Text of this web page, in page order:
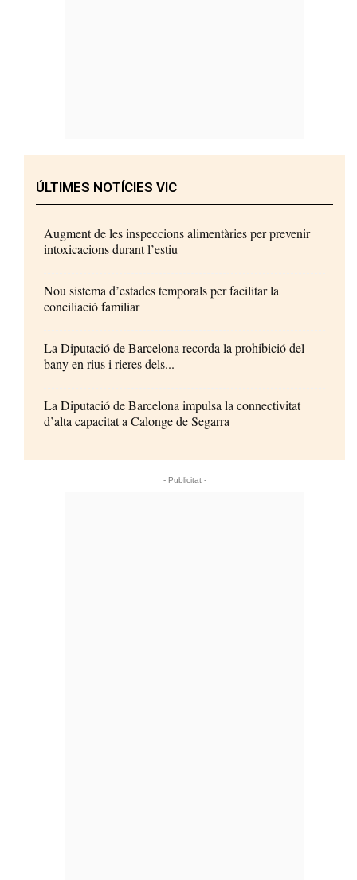
ÚLTIMES NOTÍCIES VIC
Augment de les inspeccions alimentàries per prevenir
intoxicacions durant l’estiu
Nou sistema d’estades temporals per facilitar la
conciliació familiar
La Diputació de Barcelona recorda la prohibició del
bany en rius i rieres dels...
La Diputació de Barcelona impulsa la connectivitat
d’alta capacitat a Calonge de Segarra
- Publicitat -